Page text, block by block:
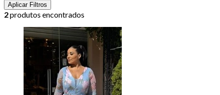
Aplicar Filtros
2produtos encontrados